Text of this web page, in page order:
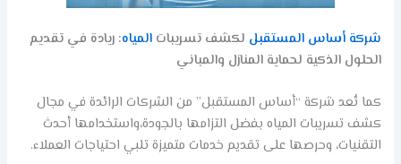
شركة أساس المستقبل لكشف تسريباتالمياه: ريادة في تقديم
الحلول الذكية لحماية المنازل والمباني
كما تُعد شركة “أساس المستقبل” من الشركات الرائدة في مجال
كشف تسريبات المياه بفضل التزامها بالجودة،واستخدامها أحدث
التقنيات، وحرصها على تقديم خدمات متميزة تلبي احتياجات العملاء.